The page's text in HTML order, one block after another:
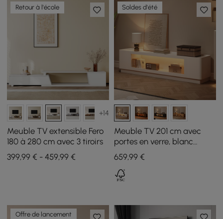
Retour à l'école
+14
Meuble TV extensible Fero
180 à 280 cm avec 3 tiroirs
399,99 € - 459,99 €
Soldes d'été
Meuble TV 201 cm avec
portes en verre, blanc
chaud, avec rangement et
LED
659,99€
Offre de lancement